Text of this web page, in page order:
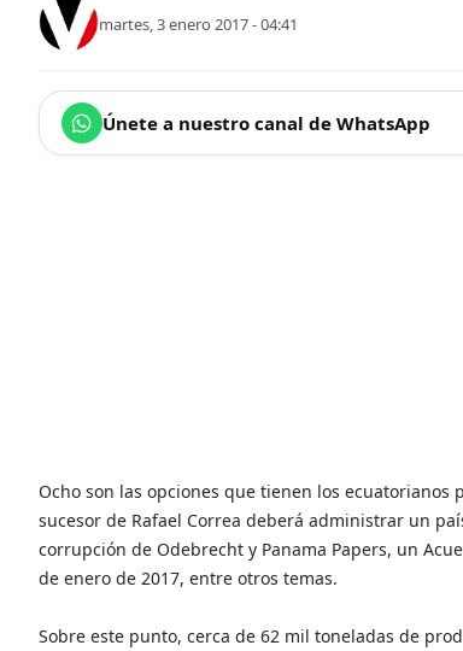
martes, 3 enero 2017 - 04:41
Únete a nuestro canal de WhatsApp
Ocho son las opciones que tienen los ecuatorianos
sucesor de Rafael Correa deberá administrar un
corrupción de Odebrecht y Panama Papers, un
de enero de 2017, entre otros temas.
Sobre este punto, cerca de 62 mil toneladas de